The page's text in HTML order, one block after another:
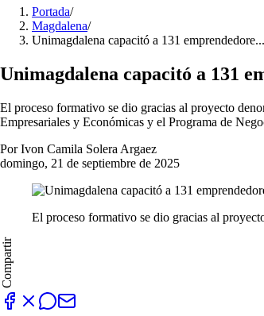
Portada/
Magdalena/
Unimagdalena capacitó a 131 emprendedore...
Unimagdalena capacitó a 131
El proceso formativo se dio gracias al proyecto
Empresariales y Económicas y el Programa de
Por Ivon Camila Solera Argaez
domingo, 21 de septiembre de 2025
El proceso formativo se dio gracias al
Compartir